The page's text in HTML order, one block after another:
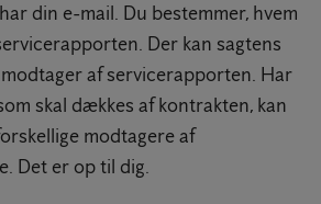
din e-mail. Du bestemmer, hvem
Der kan sagtens
af servicerapporten. Har
skal dækkes af kontrakten, kan
modtagere af
Det er op til dig.